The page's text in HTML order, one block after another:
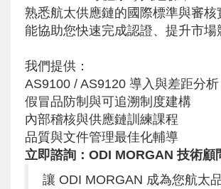
熟悉航太供應鏈的國際標準與審核
能協助您快速完成認證、提升市場
我們提供：
AS9100 / AS9120 導入與差距分析
假冒品防制與可追溯制度建構
內部稽核與供應鏈訓練課程
品質與文件管理最佳化輔導
立即諮詢： ODI MORGAN 技術顧
讓 ODI MORGAN 成為您航太